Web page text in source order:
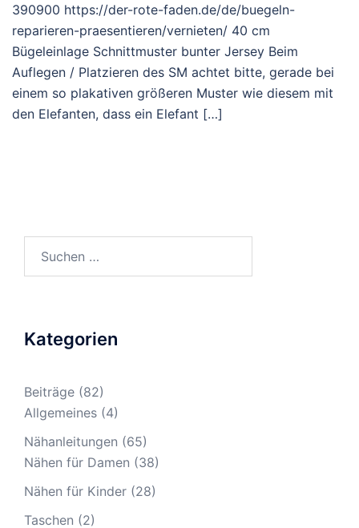
390900 https://der-rote-faden.de/de/buegeln-
reparieren-praesentieren/vernieten/ 40 cm
Bügeleinlage Schnittmuster bunter Jersey Beim
Auflegen / Platzieren des SM achtet bitte, gerade bei
einem so plakativen größeren Muster wie diesem mit
den Elefanten, dass ein Elefant […]
nach:
Kategorien
Beiträge (82)
Allgemeines (4)
Nähanleitungen (65)
Nähen für Damen (38)
Nähen für Kinder (28)
Taschen (2)